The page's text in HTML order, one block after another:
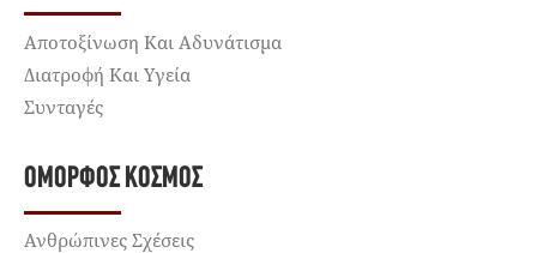
Αποτοξίνωση Και Αδυνάτισμα
Διατροφή Και Υγεία
Συνταγές
ΌΜΟΡΦΟΣ ΚΌΣΜΟΣ
Ανθρώπινες Σχέσεις